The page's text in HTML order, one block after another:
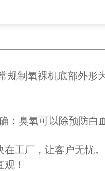
规制氧裸机底部外形
：臭氧可以除预防白
工厂，让客户无忧。
！